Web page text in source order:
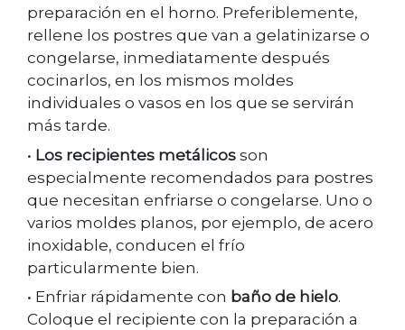
preparación en el horno. Preferiblemente,
rellene los postres que van a gelatinizarse o
congelarse, inmediatamente después
cocinarlos, en los mismos moldes
individuales o vasos en los que se servirán
más tarde.
• Los recipientes metálicos son
especialmente recomendados para postres
que necesitan enfriarse o congelarse. Uno o
varios moldes planos, por ejemplo, de acero
inoxidable, conducen el frío
particularmente bien.
• Enfriar rápidamente con baño de hielo.
Coloque el recipiente con la preparación a